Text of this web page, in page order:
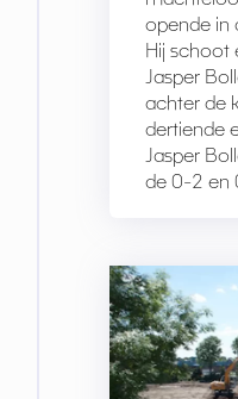
opende in
Hij schoot
Jasper
achter de
dertiende
Jasper
de 0-2 en